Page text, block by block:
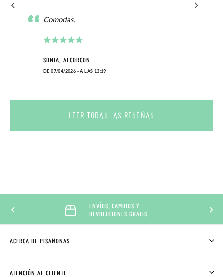
Comodas.
SONIA, ALCORCON
DE 07/04/2026 - A LAS 13:19
LEER TODAS LAS RESEÑAS
ENVÍOS, CAMBIOS Y
DEVOLUCIONES GRATIS
ACERCA DE PISAMONAS
CÓMO COMPRAR
ATENCIÓN AL CLIENTE